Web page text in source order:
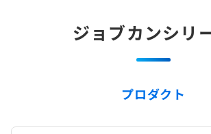
ジョブカンシリ
プロダクト